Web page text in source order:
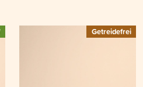
Getreidefrei